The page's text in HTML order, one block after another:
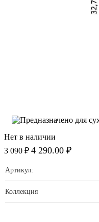
Нет в наличии
3 090 ₽ 4 290.00 ₽
Артикул:
Коллекция